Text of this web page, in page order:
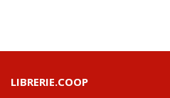
LIBRERIE.COOP